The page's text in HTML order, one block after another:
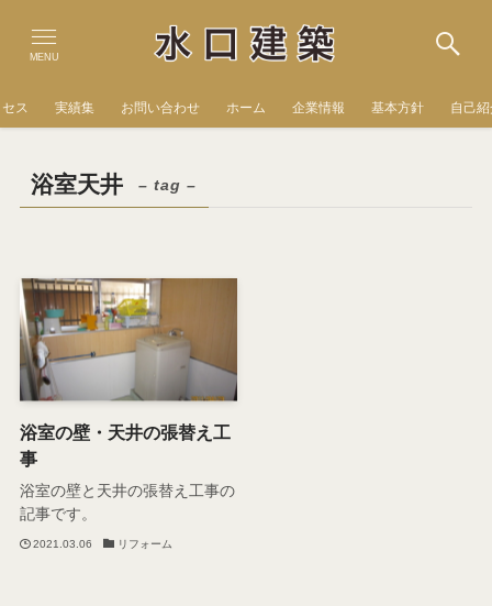
MENU
ス 実績集 お問い合わせ ホーム 企業情報 基本方針 自己
浴室天井 – tag –
浴室の壁・天井の張替え工
事
浴室の壁と天井の張替え工事の
記事です。
2021.03.06 リフォーム